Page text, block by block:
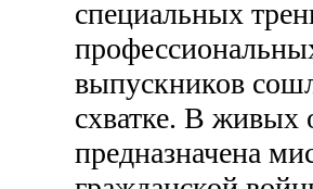
специальных
выпускников
схватке. В живых
предназначена